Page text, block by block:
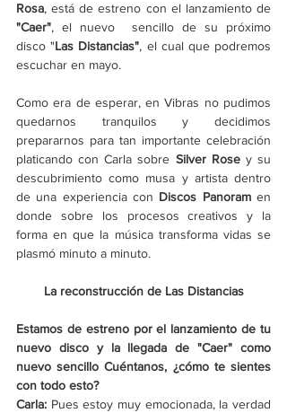
Rosa
"Caer", el nuevo  sencillo de su próximo
disco "Las Distancias", el cual que podremos
escuchar en mayo.
Como era de esperar, en Vibras no pudimos
quedarnos tranquilos y decidimos
prepararnos para tan importante celebración
platicando con Carla sobre Silver Rose y su
descubrimiento como musa y artista dentro
de una experiencia con Discos Panoram en
donde sobre los procesos creativos y la
forma en que la música transforma vidas se
plasmó minuto a minuto.
La reconstrucción de Las Distancias
Estamos de estreno por el lanzamiento de tu
nuevo disco y la llegada de "Caer" como
nuevo sencillo Cuéntanos, ¿cómo te sientes
con todo esto?
Carla: Pues estoy muy emocionada, la verdad